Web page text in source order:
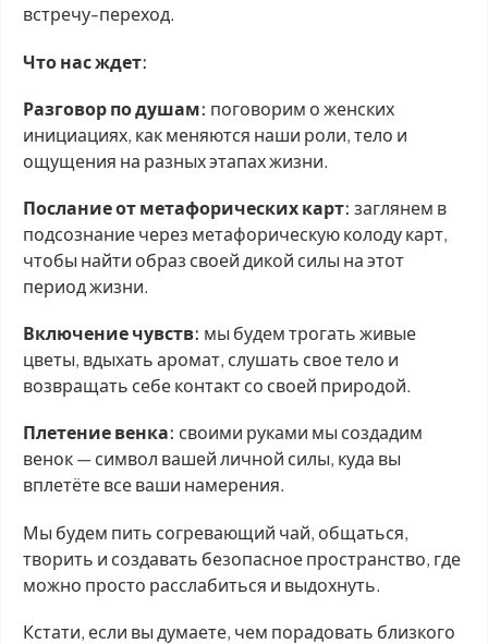
встречу-переход.
Что нас ждет:
Разговор по душам: поговорим о женских
инициациях, как меняются наши роли, тело и
ощущения на разных этапах жизни.
Послание от метафорических карт: заглянем в
подсознание через метафорическую колоду карт,
чтобы найти образ своей дикой силы на этот
период жизни.
Включение чувств: мы будем трогать живые
цветы, вдыхать аромат, слушать свое тело и
возвращать себе контакт со своей природой.
Плетение венка: своими руками мы создадим
венок — символ вашей личной силы, куда вы
вплетёте все ваши намерения.
Мы будем пить согревающий чай, общаться,
творить и создавать безопасное пространство, где
можно просто расслабиться и выдохнуть.
Кстати, если вы думаете, чем порадовать близкого